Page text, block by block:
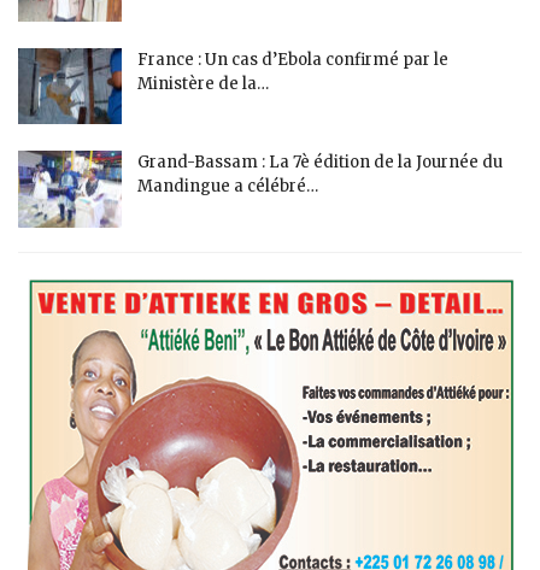
France : Un cas d’Ebola confirmé par le
Ministère de la…
Grand-Bassam : La 7è édition de la Journée du
Mandingue a célébré…